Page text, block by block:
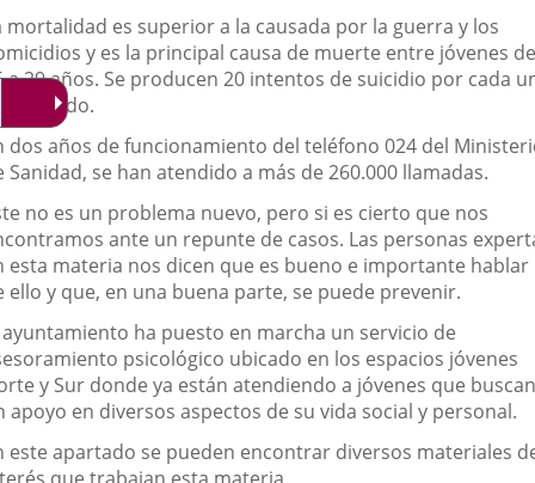
mortalidad es superior a la causada por la guerra y los
y es la principal causa de muerte entre jóvenes de
a 29 años. Se producen 20 intentos de suicidio por cada
dos años de funcionamiento del teléfono 024 del
Sanidad, se han atendido a más de 260.000 llamadas.
no es un problema nuevo, pero si es cierto que nos
ante un repunte de casos. Las personas
esta materia nos dicen que es bueno e importante hablar
ello y que, en una buena parte, se puede prevenir.
ayuntamiento ha puesto en marcha un servicio de
psicológico ubicado en los espacios jóvenes
y Sur donde ya están atendiendo a jóvenes que buscan
apoyo en diversos aspectos de su vida social y personal.
este apartado se pueden encontrar diversos materiales